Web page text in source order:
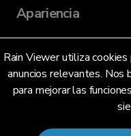
Rain Viewer utiliza
anuncios relevantes. Nos
para mejorar las
Apariencia
Idioma